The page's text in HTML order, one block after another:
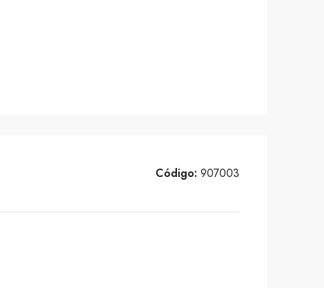
Código: 907003